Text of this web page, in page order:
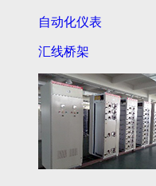
自动化仪表
汇线桥架